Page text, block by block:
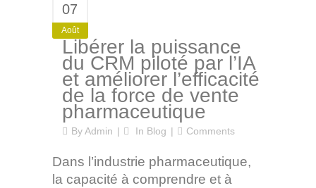
07
Août
Libérer la puissance
du CRM piloté par l’IA
et améliorer l’efficacité
de la force de vente
pharmaceutique
ByAdmin In Blog Comments
Dans l’industrie pharmaceutique,
la capacité à comprendre et à